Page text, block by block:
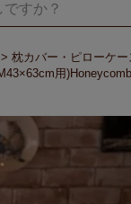
枕カバー・ピローケー
用